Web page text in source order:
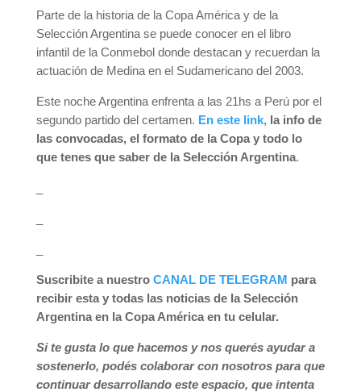
Parte de la historia de la Copa América y de la
Selección Argentina se puede conocer en el libro
infantil de la Conmebol donde destacan y recuerdan la
actuación de Medina en el Sudamericano del 2003.
Este noche Argentina enfrenta a las 21hs a Perú por el
segundo partido del certamen. En este link, la info de
las convocadas, el formato de la Copa y todo lo
que tenes que saber de la Selección Argentina.
Suscribite a nuestro CANAL DE TELEGRAM para
recibir esta y todas las noticias de la Selección
Argentina en la Copa América en tu celular.
Si te gusta lo que hacemos y nos querés ayudar a
sostenerlo, podés colaborar con nosotros para que
continuar desarrollando este espacio, que intenta